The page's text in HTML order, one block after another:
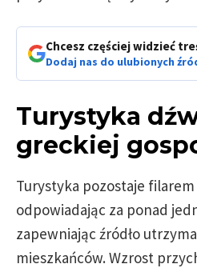
Chcesz częściej widzieć
Dodaj nas do ulubionych
Turystyka
greckiej
Turystyka pozostaje
odpowiadając za ponad
zapewniając źródło
mieszkańców. Wzrost